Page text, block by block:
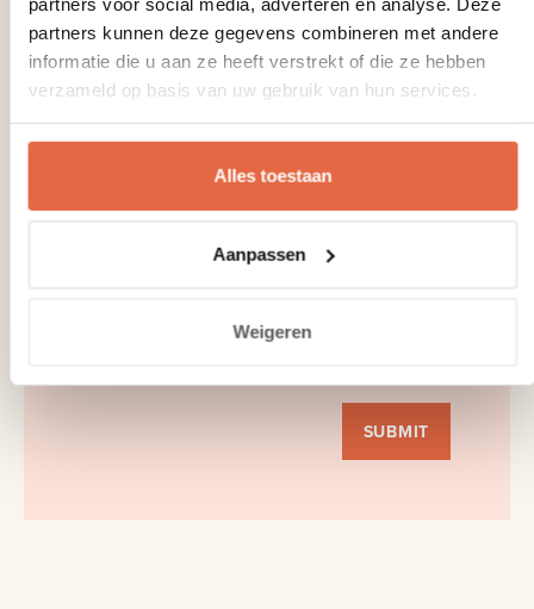
partners kunnen deze gegevens combineren met andere
informatie die u aan ze heeft verstrekt of die ze hebben
verzameld op basis van uw gebruik van hun services.
Alles toestaan
Aanpassen
Weigeren
Voornaam*
SUBMIT